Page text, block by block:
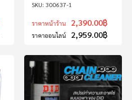
300637-1
ราคาหน้าร้าน 2,390.00฿
ราคาออนไลน์ 2,959.00฿